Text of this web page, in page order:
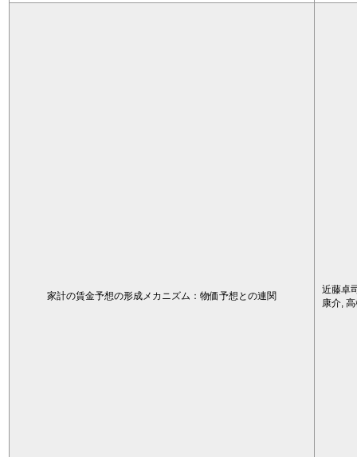
家計の賃金予想の形成メカニズム：物価予想との連関
近藤卓
康介,